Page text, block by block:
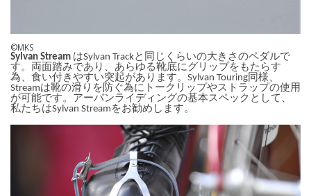
©MKS
Sylvan Stream はSylvan Trackと同じくらいの大きさのペダルで
す。両面踏みであり、あらゆる靴底にグリップをもたらす
為、食い付きやすい突起があります。Sylvan Touring同様、
Streamは靴の滑りを防ぐ為にトークリップやストラップの使用
が可能です。アーバンライディングの基本スペックとして、
私たちはSylvan Streamをお勧めします。